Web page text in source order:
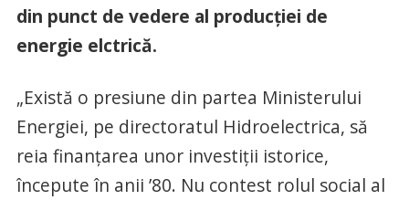
din punct de vedere al producţiei de
energie elctrică.
„Există o presiune din partea Ministerului
Energiei, pe directoratul Hidroelectrica, să
reia finanţarea unor investiţii istorice,
începute în anii ’80. Nu contest rolul social al